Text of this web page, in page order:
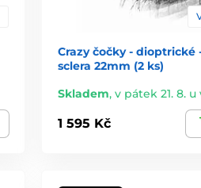
Crazy čočky - dioptrické
sclera 22mm (2 ks)
Skladem,v pátek 21. 8. u
1 595 Kč